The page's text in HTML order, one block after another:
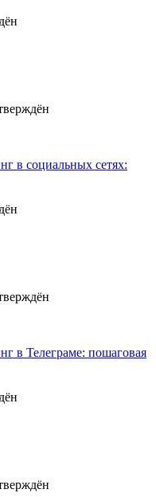
в социальных сетях:
в Телеграме: пошаговая